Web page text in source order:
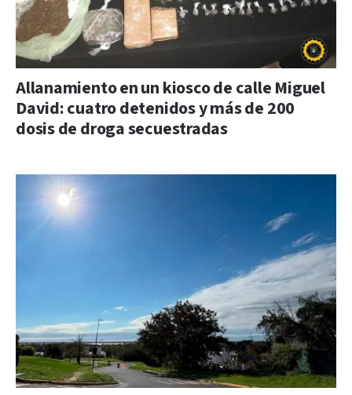
Allanamiento en un kiosco de calle Miguel
David: cuatro detenidos y más de 200
dosis de droga secuestradas